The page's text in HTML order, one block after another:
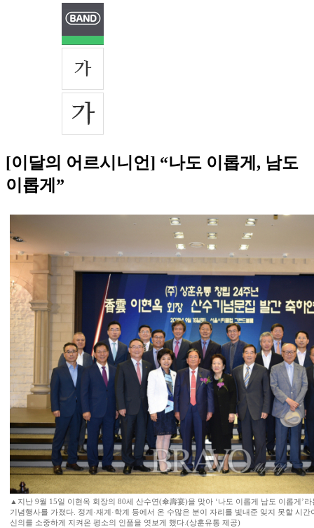
[이달의 어르시니언] “나도 이롭게, 남도
이롭게”
▲지난 9월 15일 이현옥 회장의 80세 산수연(傘壽宴)을 맞아 ‘나도 이롭게 남도 이롭게’
기념행사를 가졌다. 정계·재계·학계 등에서 온 수많은 분이 자리를 빛내준 잊지 못할 시
신의를 소중하게 지켜온 평소의 인품을 엿보게 했다.(상훈유통 제공)